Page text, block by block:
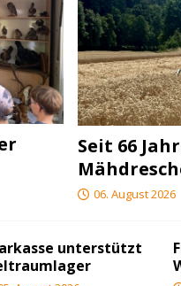
Seit 66
06. August 2026
unterstützt